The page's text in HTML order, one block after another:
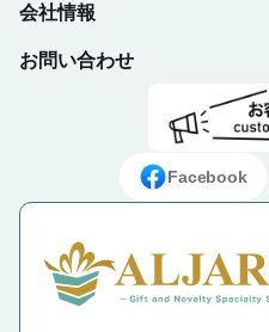
はじめての方へ
ご注文の流れ
デザイン入稿データについて
ギフト・ノベルティ納入事例
会社情報
会社概要
プライバシーポリシー
特定商取引法に基づく表示
お問い合わせ
お問い合わせフォームFacebook